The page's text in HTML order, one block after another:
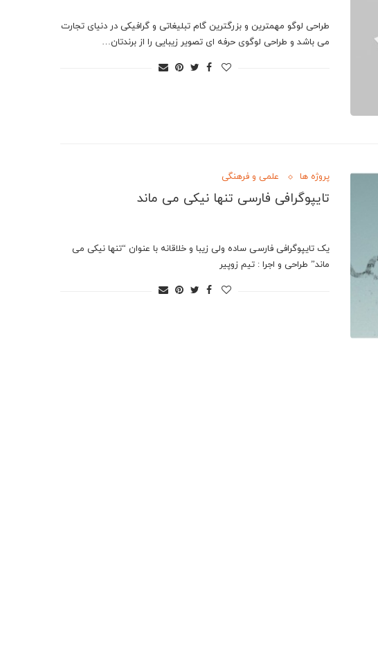
طراحی لوگو مهمترین و بزرگترین گام تبلیغاتی و گرافیکی در دنیای تجارت
می باشد و طراحی لوگوی حرفه ای تصویر زیبایی را از برندتان…
پروژه ها علمی و فرهنگی
تایپوگرافی فارسی تنها نیکی می ماند
یک تایپوگرافی فارسی ساده ولی زیبا و خلاقانه با عنوان “تنها نیکی می
ماند” طراحی و اجرا : تیم زوپیر